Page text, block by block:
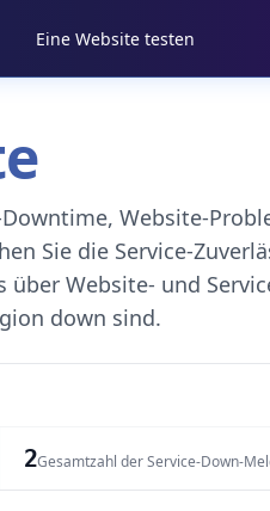
Eine Website testen
Website-
Sie die Service-
Website- und
down sind.
2Gesamtzahl der Service-Down-